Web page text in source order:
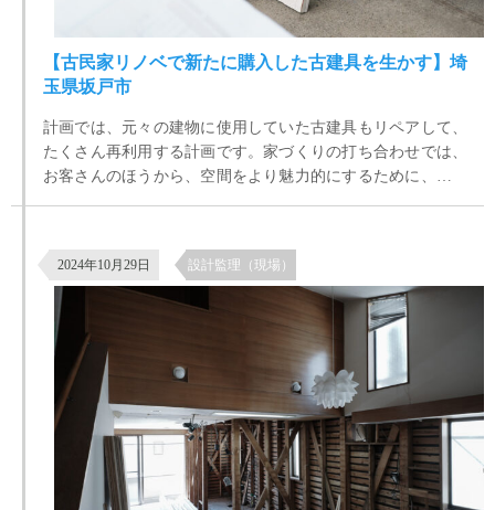
【古民家リノベで新たに購入した古建具を生かす】埼
玉県坂戸市
計画では、元々の建物に使用していた古建具もリペアして、
たくさん再利用する計画です。家づくりの打ち合わせでは、
お客さんのほうから、空間をより魅力的にするために、さら
て、それを持ち込みしてもらえれば、それに合わせて現場で
対応しますということになっていました。
2024年10月29日 設計監理（現場）